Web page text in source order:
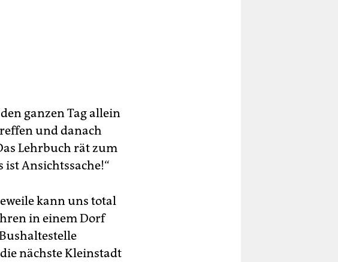
ganzen Tag allein
und danach
Lehrbuch rät zum
Ansichtssache!“
kann uns total
in einem Dorf
nächste Kleinstadt